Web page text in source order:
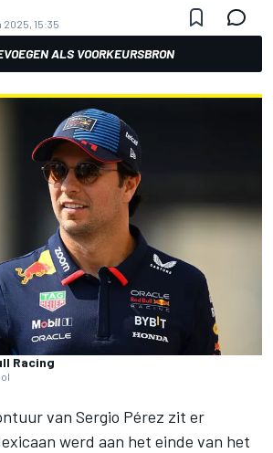
2025, 15:35
ALS VOORKEURSBRON
Racing
van Sergio Pérez zit er
werd aan het einde van het